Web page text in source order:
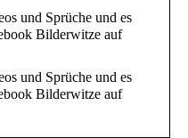
und Sprüche und es
Bilderwitze auf
und Sprüche und es
Bilderwitze auf